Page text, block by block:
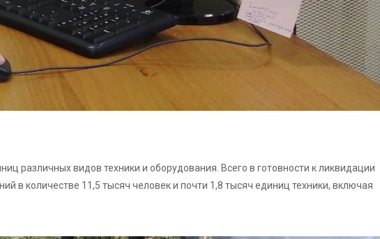
различных видов техники и оборудования. Всего в готовности к ликвидации
в количестве 11,5 тысяч человек и почти 1,8 тысяч единиц техники, включая